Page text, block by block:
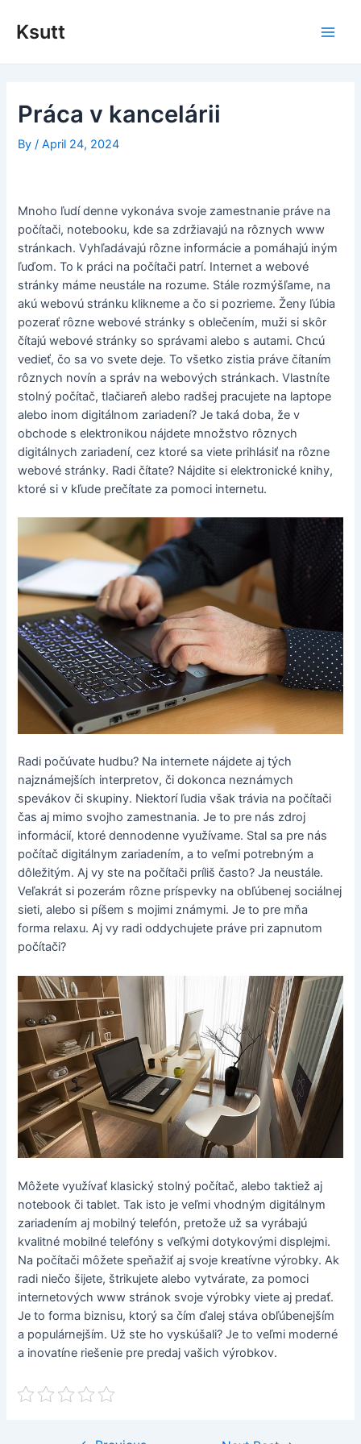
Ksutt
Práca v kancelárii
By/April 24, 2024
Mnoho ľudí denne vykonáva svoje zamestnanie práve na
počítači, notebooku, kde sa zdržiavajú na rôznych www
stránkach. Vyhľadávajú rôzne informácie a pomáhajú iným
ľuďom. To k práci na počítači patrí. Internet a webové
stránky máme neustále na rozume. Stále rozmýšľame, na
akú webovú stránku klikneme a čo si pozrieme. Ženy ľúbia
pozerať rôzne webové stránky s oblečením, muži si skôr
čítajú webové stránky so správami alebo s autami. Chcú
vedieť, čo sa vo svete deje. To všetko zistia práve čítaním
rôznych novín a správ na webových stránkach. Vlastníte
stolný počítač, tlačiareň alebo radšej pracujete na laptope
alebo inom digitálnom zariadení? Je taká doba, že v
obchode s elektronikou nájdete množstvo rôznych
digitálnych zariadení, cez ktoré sa viete prihlásiť na rôzne
webové stránky. Radi čítate? Nájdite si elektronické knihy,
ktoré si v kľude prečítate za pomoci internetu.
Radi počúvate hudbu? Na internete nájdete aj tých
najznámejších interpretov, či dokonca neznámych
spevákov či skupiny. Niektorí ľudia však trávia na počítači
čas aj mimo svojho zamestnania. Je to pre nás zdroj
informácií, ktoré dennodenne využívame. Stal sa pre nás
počítač digitálnym zariadením, a to veľmi potrebným a
dôležitým. Aj vy ste na počítači príliš často? Ja neustále.
Veľakrát si pozerám rôzne príspevky na obľúbenej sociálnej
sieti, alebo si píšem s mojimi známymi. Je to pre mňa
forma relaxu. Aj vy radi oddychujete práve pri zapnutom
počítači?
Môžete využívať klasický stolný počítač, alebo taktiež aj
notebook či tablet. Tak isto je veľmi vhodným digitálnym
zariadením aj mobilný telefón, pretože už sa vyrábajú
kvalitné mobilné telefóny s veľkými dotykovými displejmi.
Na počítači môžete speňažiť aj svoje kreatívne výrobky. Ak
radi niečo šijete, štrikujete alebo vytvárate, za pomoci
internetových www stránok svoje výrobky viete aj predať.
Je to forma biznisu, ktorý sa čím ďalej stáva obľúbenejším
a populárnejším. Už ste ho vyskúšali? Je to veľmi moderné
a inovatíne riešenie pre predaj vašich výrobkov.